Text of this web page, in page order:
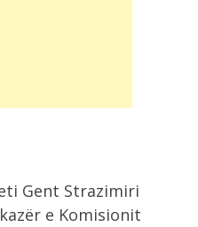
Gent Strazimiri
e Komisionit